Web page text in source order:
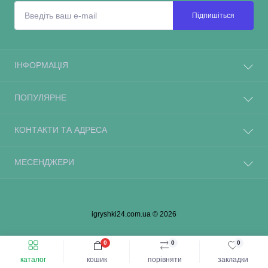
каталог порівняти
0
закладки
0
кошик
0
Підпишіться
ІНФОРМАЦІЯ
ПОПУЛЯРНЕ
КОНТАКТИ ТА АДРЕСА
МЕСЕНДЖЕРИ
igryshki24.com.ua © 2026